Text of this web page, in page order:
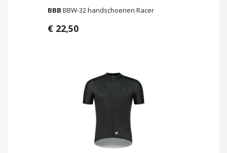
BBB BBW-32 handschoenen Racer
€ 22,50